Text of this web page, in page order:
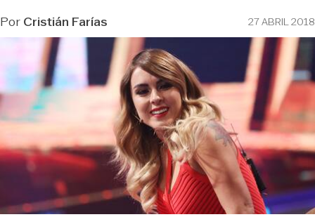
PorCristián Farías 27 ABRIL 2018